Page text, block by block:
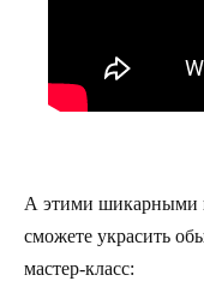
А этими шикарными
сможете украсить
мастер-класс: